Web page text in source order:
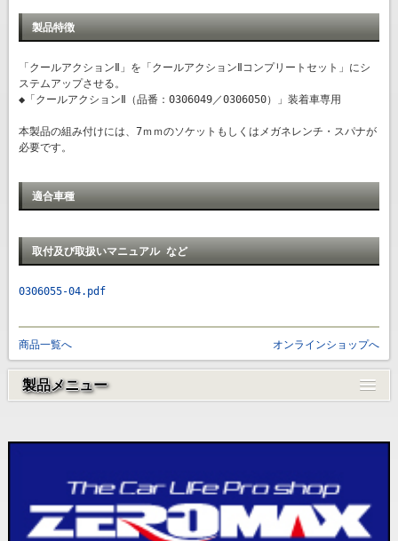
製品メニュー
製品特徴
「クールアクションⅡ」を「クールアクションⅡコンプリートセット」にシ
ステムアップさせる。
◆「クールアクションⅡ（品番：0306049／0306050）」装着車専用
本製品の組み付けには、7ｍｍのソケットもしくはメガネレンチ・スパナが
必要です。
適合車種
取付及び取扱いマニュアル など
0306055-04.pdf
商品一覧へ オンラインショップへ